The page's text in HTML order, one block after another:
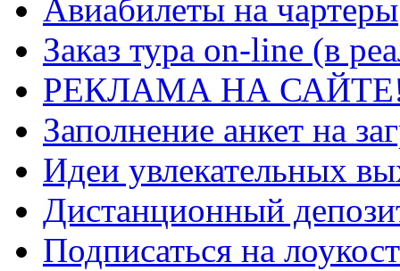
Авиабилеты на чартеры
Заказ тура on-line (в
РЕКЛАМА НА
Заполнение анкет на
Идеи увлекательных
Дистанционный
Подписаться на